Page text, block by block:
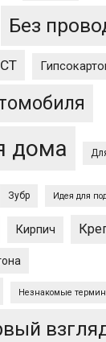
Без
дома
Зубр Идея для
Кирпич
Незнакомые